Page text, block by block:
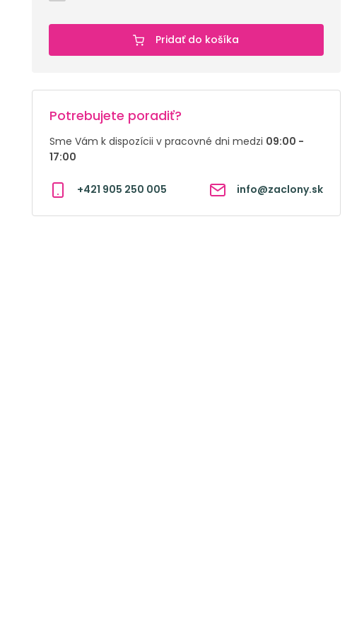
Pridať do košíka
Potrebujete poradiť?
Sme Vám k dispozícii v pracovné dni medzi 09:00 -
17:00
+421 905 250 005 info@zaclony.sk